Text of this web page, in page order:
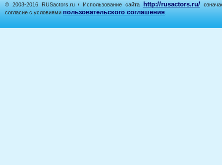
© 2003-2016 RUSactors.ru / Использование сайта http://rusactors.ru/
согласие с условиями пользовательского соглашения